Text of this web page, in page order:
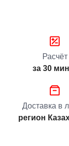
Расчёт
за 30
Доставка в
регион